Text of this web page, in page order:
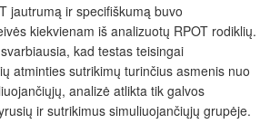
jautrumą ir specifiškumą buvo
kiekvienam iš analizuotų RPOT rodiklių.
kad testas teisingai
atminties sutrikimų turinčius asmenis nuo
analizė atlikta tik galvos
ir sutrikimus simuliuojančiųjų grupėje.